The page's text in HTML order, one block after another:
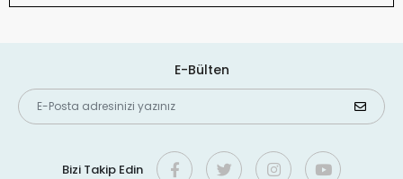
E-Bülten
Bizi Takip Edin